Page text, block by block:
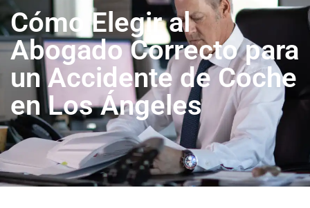
Cómo Elegir al
Abogado Correcto para
un Accidente de Coche
en Los Ángeles